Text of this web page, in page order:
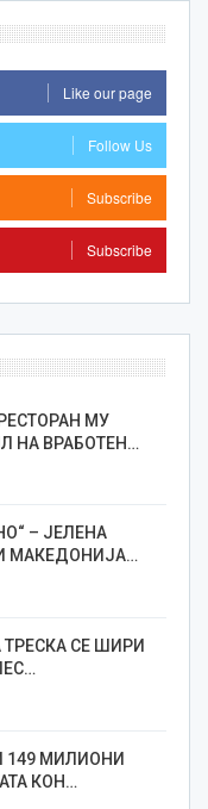
Like our page
Follow Us
Subscribe
Subscribe
МУ
НА ВРАБОТЕН…
– ЈЕЛЕНА
МАКЕДОНИЈА…
СЕ ШИРИ
МИЛИОНИ
КОН…